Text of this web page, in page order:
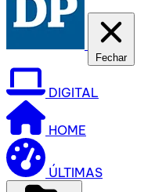
Fechar
DIGITAL
HOME
ÚLTIMAS